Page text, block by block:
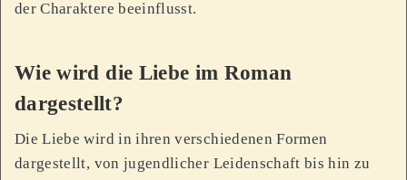
der Charaktere beeinflusst.
Wie wird die Liebe im Roman
dargestellt?
Die Liebe wird in ihren verschiedenen Formen
dargestellt, von jugendlicher Leidenschaft bis hin zu